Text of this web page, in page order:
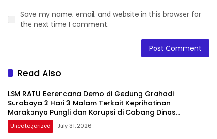
Save my name, email, and website in this browser for
the next time I comment.
Read Also
LSM RATU Berencana Demo di Gedung Grahadi
Surabaya 3 Hari 3 Malam Terkait Keprihatinan
Marakanya Pungli dan Korupsi di Cabang Dinas
Pendidikan Kediri
Uncategorized July 31, 2026